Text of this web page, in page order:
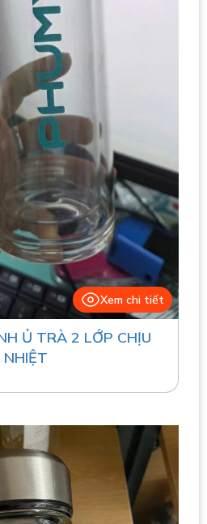
Xem chi tiết
Ủ TRÀ 2 LỚP CHỊU
NHIỆT